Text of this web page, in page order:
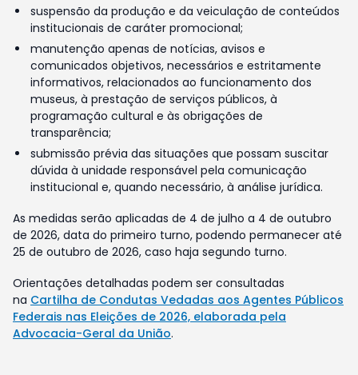
suspensão da produção e da veiculação de conteúdos
institucionais de caráter promocional;
manutenção apenas de notícias, avisos e
comunicados objetivos, necessários e estritamente
informativos, relacionados ao funcionamento dos
museus, à prestação de serviços públicos, à
programação cultural e às obrigações de
transparência;
submissão prévia das situações que possam suscitar
dúvida à unidade responsável pela comunicação
institucional e, quando necessário, à análise jurídica.
As medidas serão aplicadas de 4 de julho a 4 de outubro
de 2026, data do primeiro turno, podendo permanecer até
25 de outubro de 2026, caso haja segundo turno.
Orientações detalhadas podem ser consultadas
na Cartilha de Condutas Vedadas aos Agentes Públicos
Federais nas Eleições de 2026, elaborada pela
Advocacia-Geral da União.